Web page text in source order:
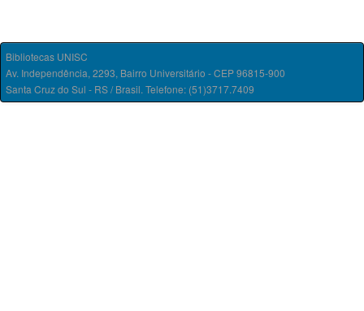
Bibliotecas UNISC
Av. Independência, 2293, Bairro Universitário - CEP 96815-900
Santa Cruz do Sul - RS / Brasil. Telefone: (51)3717.7409